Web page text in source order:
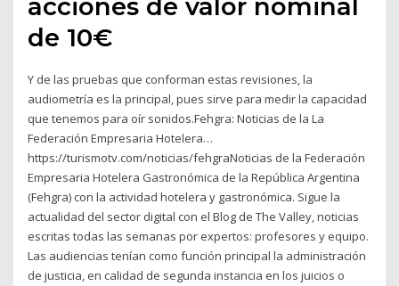
acciones de valor nominal
de 10€
Y de las pruebas que conforman estas revisiones, la
audiometría es la principal, pues sirve para medir la capacidad
que tenemos para oír sonidos.Fehgra: Noticias de la La
Federación Empresaria Hotelera…
https://turismotv.com/noticias/fehgraNoticias de la Federación
Empresaria Hotelera Gastronómica de la República Argentina
(Fehgra) con la actividad hotelera y gastronómica. Sigue la
actualidad del sector digital con el Blog de The Valley, noticias
escritas todas las semanas por expertos: profesores y equipo.
Las audiencias tenían como función principal la administración
de justicia, en calidad de segunda instancia en los juicios o